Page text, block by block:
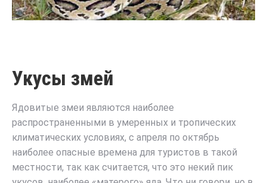
Укусы змей
Ядовитые змеи являются наиболее
распространенными в умеренных и тропических
климатических условиях, с апреля по октябрь
наиболее опасные времена для туристов в такой
местности, так как считается, что это некий пик